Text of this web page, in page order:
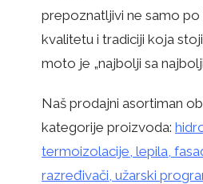
prepoznatljivi ne samo po
kvalitetu i tradiciji koja
moto je „najbolji sa
Naš prodajni asortiman
kategorije proizvoda:
termoizolacije,lepila,
razređivači, užarski